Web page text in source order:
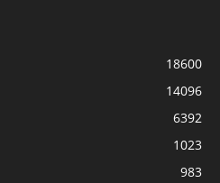
18600
14096
6392
1023
983